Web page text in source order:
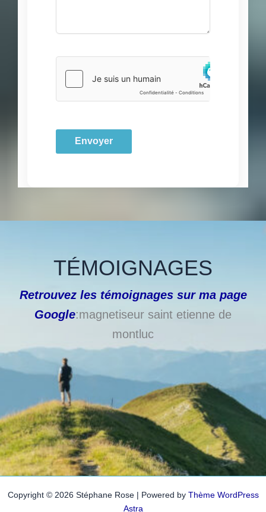
TÉMOIGNAGES
Retrouvez les témoignages sur ma page
Google:magnetiseur saint etienne de
montluc
Copyright © 2026 Stéphane Rose | Powered by Thème WordPress
Astra